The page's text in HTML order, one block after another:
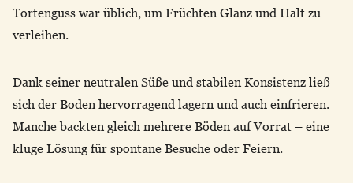
Tortenguss war üblich, um Früchten Glanz und Halt zu
verleihen.
Dank seiner neutralen Süße und stabilen Konsistenz ließ
sich der Boden hervorragend lagern und auch einfrieren.
Manche backten gleich mehrere Böden auf Vorrat – eine
kluge Lösung für spontane Besuche oder Feiern.